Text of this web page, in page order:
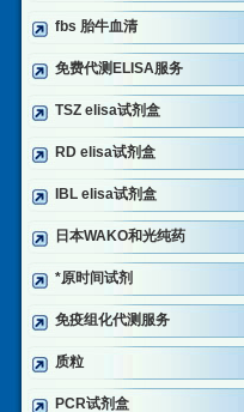
fbs 胎牛血清
免费代测ELISA服务
TSZ elisa试剂盒
RD elisa试剂盒
IBL elisa试剂盒
日本WAKO和光纯药
*原时间试剂
免疫组化代测服务
质粒
PCR试剂盒